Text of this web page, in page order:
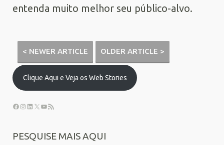
entenda muito melhor seu público-alvo.
< NEWER ARTICLE OLDER ARTICLE >
Clique Aqui e Veja os Web Stories
PESQUISE MAIS AQUI